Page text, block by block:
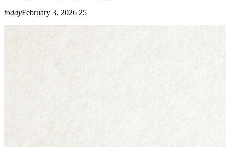
todayFebruary 3, 2026 25